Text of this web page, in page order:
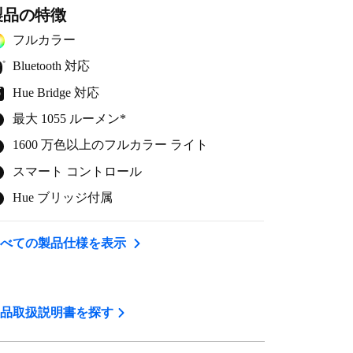
の特徴
フルカラー
Bluetooth 対応
Hue Bridge 対応
最大 1055 ルーメン*
1600 万色以上のフルカラー ライト
スマート コントロール
Hue ブリッジ付属
ての製品仕様を表示
取扱説明書を探す